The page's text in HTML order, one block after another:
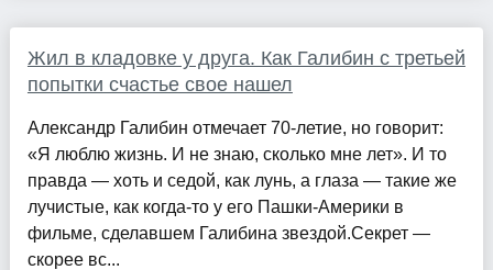
Жил в кладовке у друга. Как Галибин с третьей
попытки счастье свое нашел
Александр Галибин отмечает 70-летие, но говорит:
«Я люблю жизнь. И не знаю, сколько мне лет». И то
правда — хоть и седой, как лунь, а глаза — такие же
лучистые, как когда-то у его Пашки-Америки в
фильме, сделавшем Галибина звездой.Секрет —
скорее вс...